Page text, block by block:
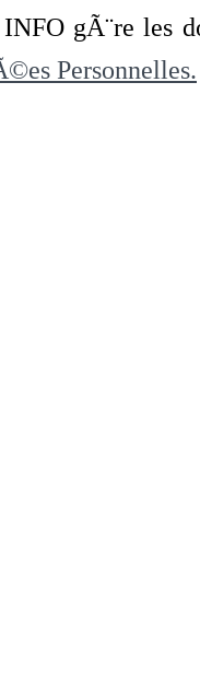
gÃ¨re les
Personnelles.